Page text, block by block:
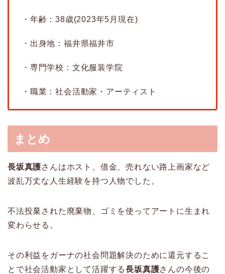
・年齢：38歳(2023年5月現在)
・出身地：福井県福井市
・専門学校：文化服装学院
・職業：社会活動家・アーティスト
まとめ
長坂真護さんはホスト、借金、売れない路上画家など
波乱万丈な人生経験を持つ人物でした。
不法投棄された廃棄物、ゴミを使ってアートに生まれ
変わらせる。
その利益をガーナの社会問題解決のために還元するこ
とで社会活動家として活躍する長坂真護さんの今後の